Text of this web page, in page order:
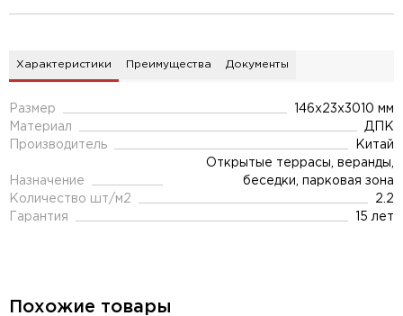
Характеристики Преимущества Документы
Размер
146х23х3010 мм
Материал
ДПК
Производитель
Китай
Назначение
Открытые террасы, веранды,
беседки, парковая зона
Количество шт/м2
2.2
Гарантия
15 лет
Похожие товары